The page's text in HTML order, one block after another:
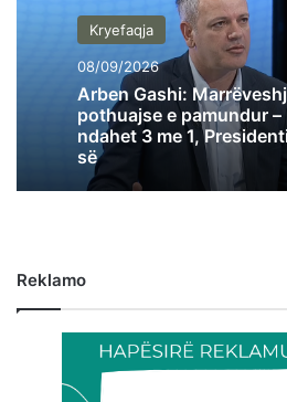
Kryefaqja
08/09/2026
Arben Gashi:
pothuajse e pamundur
ndahet 3 me 1,
së
Reklamo